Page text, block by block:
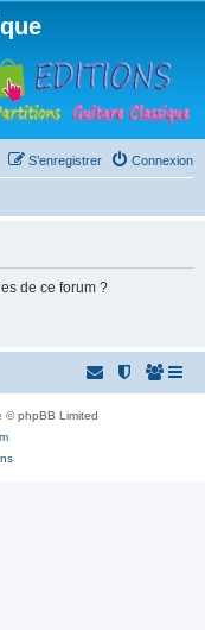
Connexion
S’enregistrer
de ce forum ?
© phpBB Limited